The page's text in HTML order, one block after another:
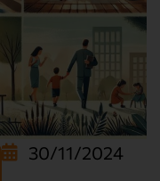
30/11/2024